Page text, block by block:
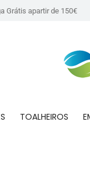
Grátis apartir de 150€
TOALHEIROS